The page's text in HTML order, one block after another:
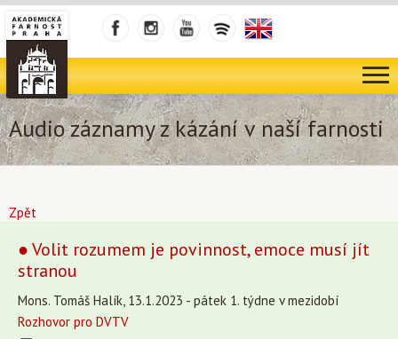
Audio záznamy z kázání v naší farnosti
Zpět
● Volit rozumem je povinnost, emoce musí jít
stranou
Mons. Tomáš Halík, 13.1.2023 - pátek 1. týdne v mezidobí
Rozhovor pro DVTV